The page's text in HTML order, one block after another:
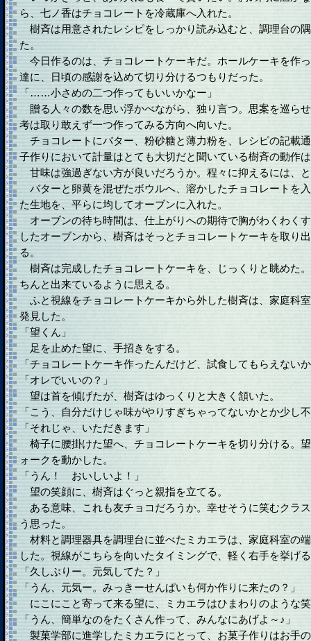
ら、七ノ香はチョコレートを冷蔵庫へ入れた。
樹斉は用意されたレシピをしっかり読み込むと、調理台の
た。
今日作るのは、チョコレートケーキだ。ホールケーキを作
達に、日頃の感謝を込めて切り分けるつもりだった。
「……小さめの二つ作ってもいいかなー」
贈る人々の数を思い浮かべながら、独り言つ。思案を巡ら
考は取り敢えず一つ作ってみる方向へ向いた。
チョコレートにバター、粉砂糖と薄力粉を、レシピの記載
子作りにおいて計量はとても大切だと聞いている樹斉の動作
甘味は強過ぎない方が良いだろうか。程々に抑えるには、
バターと卵黄を混ぜたボウルへ、溶かしたチョコレートを
た生地を、平らに均してオーブンに入れた。
オーブンの待ち時間は、仕上がりへの期待で胸がわくわく
したオーブンから、樹斉はそっとチョコレートケーキを取り
る。
樹斉は完成したチョコレートケーキを、じっくりと眺めた
ちんと出来ているように思える。
ふと視線をチョコレートケーキから外した樹斉は、家庭科
発見した。
「望くん」
足を止めた望に、手招きをする。
「チョコレートケーキ作ったんだけど、試食してもらえない
「オレでいいの？」
望は首を傾げたが、樹斉はゆっくりと大きく頷いた。
「こう、自分だけじゃ味がやりすぎちゃってないかとか少し
「それじゃ、いただきます」
椅子に腰掛けた望へ、チョコレートケーキを切り分ける。
ォークを動かした。
「うん！ おいしいよ！」
望の笑顔に、樹斉はぐっと親指を立てる。
ある意味、これも友チョコだろうか。幸せそうに笑むクラ
う思った。
材料と調理器具を調理台に並べたミカエラは、家庭科室の
した。視線がこちらを向いたタイミングで、軽く右手を挙げ
「久しぶりー。元気してた？」
「うん、元気ー。みっきーせんぱいも何か作りに来たの？」
にこにこと寄って来る望に、ミカエラはひまわりのような
「うん、簡単なのをたくさん作って、みんなにあげよ～♪」
製菓学部に進学したミカエラにとって、お菓子作りはお手